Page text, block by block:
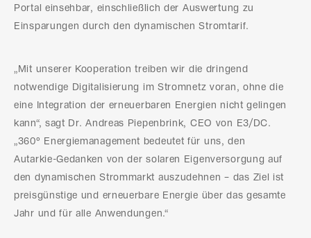
Portal einsehbar, einschließlich der Auswertung zu
Einsparungen durch den dynamischen Stromtarif.
„Mit unserer Kooperation treiben wir die dringend
notwendige Digitalisierung im Stromnetz voran, ohne die
eine Integration der erneuerbaren Energien nicht gelingen
kann“, sagt Dr. Andreas Piepenbrink, CEO von E3/DC.
„360° Energiemanagement bedeutet für uns, den
Autarkie-Gedanken von der solaren Eigenversorgung auf
den dynamischen Strommarkt auszudehnen – das Ziel ist
preisgünstige und erneuerbare Energie über das gesamte
Jahr und für alle Anwendungen.“